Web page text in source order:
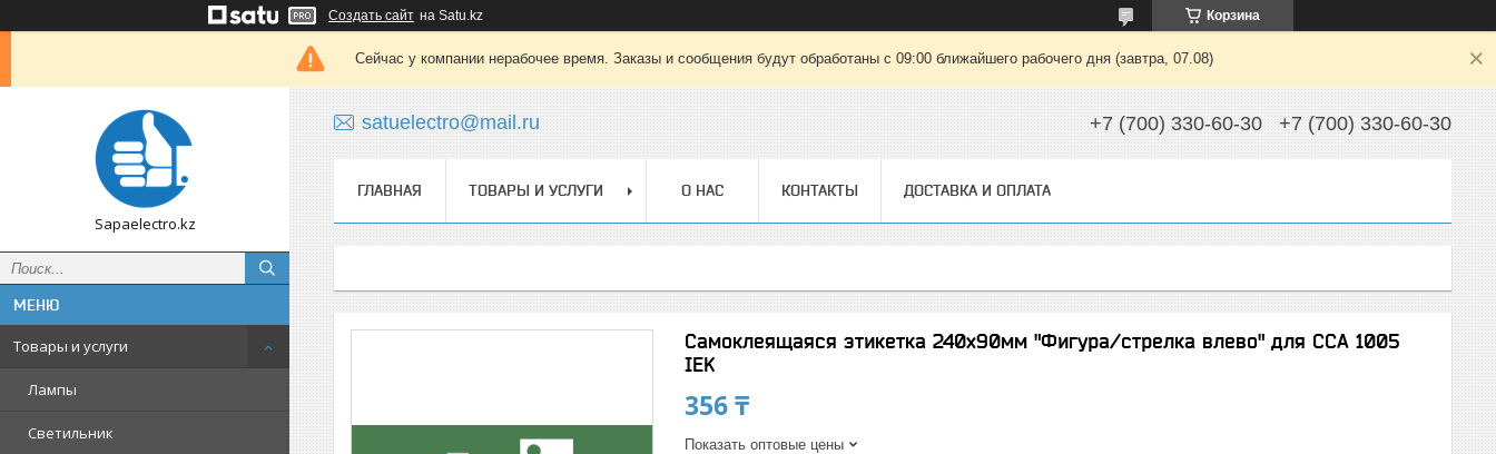
Создать сайт на Satu.kz Корзина
Сейчас у компании нерабочее время. Заказы и сообщения будут обработаны с 09:00 ближайшего рабочего дня (завтра, 07.08)
Sapaelectro.kz
Товары и услуги
Лампы
Светильник
satuelectro@mail.ru +7 (700) 330-60-30 +7 (700) 330-60-30
ГЛАВНАЯ ТОВАРЫ И УСЛУГИ О НАС КОНТАКТЫ ДОСТАВКА И ОПЛАТА
Самоклеящаяся этикетка 240х90мм "Фигура/стрелка влево" для ССА 1005
IEK
356 ₸
Показать оптовые цены